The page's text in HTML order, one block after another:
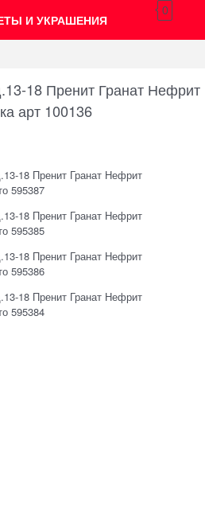
И УКРАШЕНИЯ
0
18 Пренит Гранат Нефрит
арт 100136